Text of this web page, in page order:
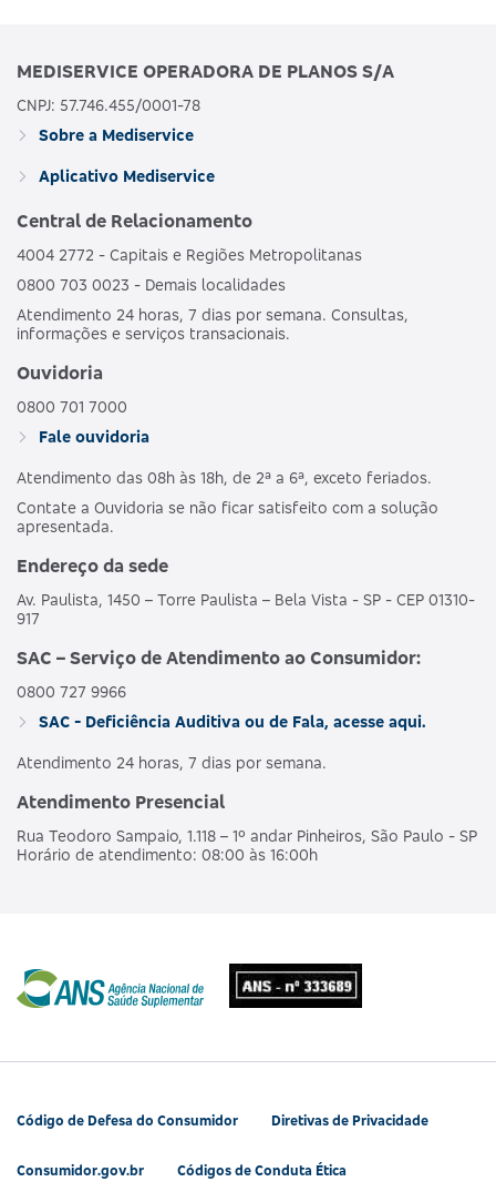
MEDISERVICE OPERADORA DE PLANOS S/A
CNPJ: 57.746.455/0001-78
Sobre a Mediservice
Aplicativo Mediservice
Central de Relacionamento
4004 2772 - Capitais e Regiões Metropolitanas
0800 703 0023 - Demais localidades
Atendimento 24 horas, 7 dias por semana. Consultas,
informações e serviços transacionais.
Ouvidoria
0800 701 7000
Fale ouvidoria
Atendimento das 08h às 18h, de 2ª a 6ª, exceto feriados.
Contate a Ouvidoria se não ficar satisfeito com a solução
apresentada.
Endereço da sede
Av. Paulista, 1450 – Torre Paulista – Bela Vista - SP - CEP 01310-
917
SAC – Serviço de Atendimento ao Consumidor:
0800 727 9966
SAC - Deficiência Auditiva ou de Fala, acesse aqui.
Atendimento 24 horas, 7 dias por semana.
Atendimento Presencial
Rua Teodoro Sampaio, 1.118 – 1º andar Pinheiros, São Paulo - SP
Horário de atendimento: 08:00 às 16:00h
Código de Defesa do Consumidor Diretivas de Privacidade
Consumidor.gov.br Códigos de Conduta Ética